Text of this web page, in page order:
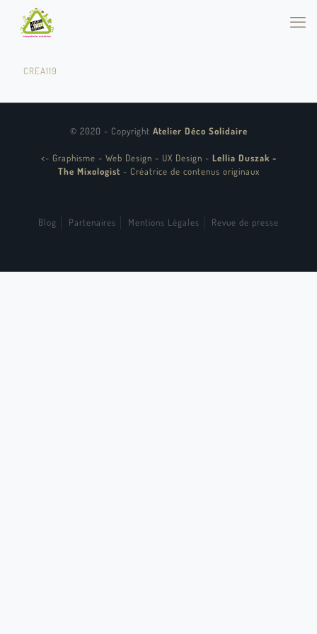
CREA119
© 2020 - Copyright Atelier Déco Solidaire
<- Graphisme - Web Design - UX Design - Lellia Duszak -
The Mixologist - Créatrice de contenus originaux
Blog Partenaires Mentions Légales Revue de presse